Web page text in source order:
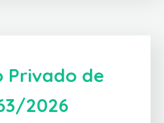
Privado de
2026